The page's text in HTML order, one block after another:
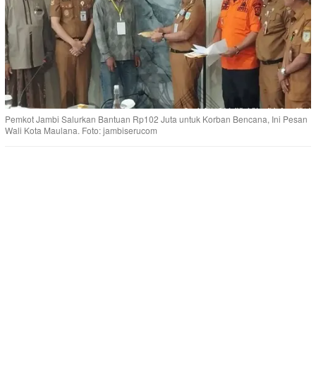
Pemkot Jambi Salurkan Bantuan Rp102 Juta untuk Korban Bencana, Ini Pesan
Wali Kota Maulana. Foto: jambiserucom